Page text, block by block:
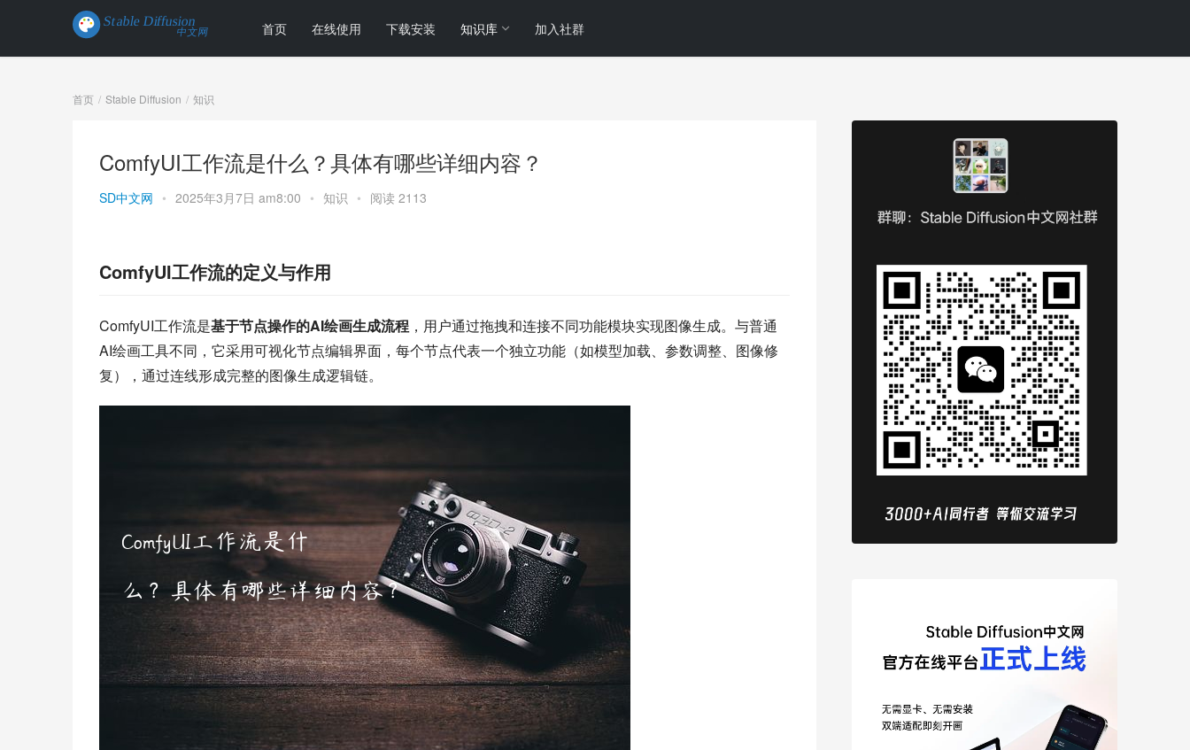
首页 在线使用 下载安装 知识库 加入社群
首页 Stable Diffusion 知识
ComfyUI工作流是什么？具体有哪些详细内容？
SD中文网 • 2025年3月7日 am8:00 • 知识 • 阅读 2113
ComfyUI工作流的定义与作用
ComfyUI工作流是基于节点操作的AI绘画生成流程 ，用户通过拖拽和连接不同功能模块实现图像生成。与普通
AI绘画工具不同，它采用可视化节点编辑界面，每个节点代表一个独立功能（如模型加载、参数调整、图像修
复），通过连线形成完整的图像生成逻辑链。